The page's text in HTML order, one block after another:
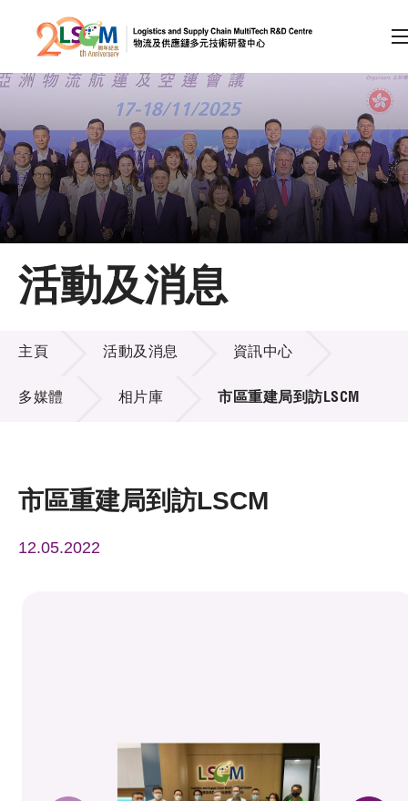
跳到內容（按回車鍵）
會員登入
A A EN 繁 简
主頁
關於LSCM
技術商品化
項目及資助計劃
活動及消息
活動及消息
活動及消息
主頁 活動及消息 資訊中心
多媒體 相片庫 市區重建局到訪LSCM
市區重建局到訪LSCM
12.05.2022